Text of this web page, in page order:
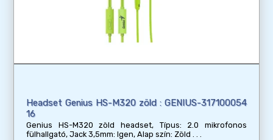
Headset Genius HS-M320 zöld : GENIUS-317100054
16
Genius HS-M320 zöld headset, Típus: 2.0 mikrofonos
fülhallgató, Jack 3,5mm: Igen, Alap szín: Zöld